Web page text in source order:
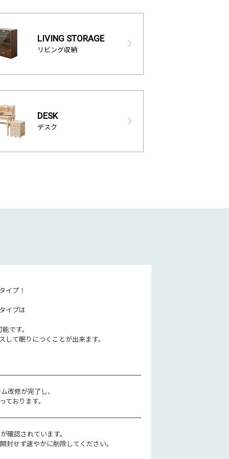
LIVING STORAGE
リビング収納
DESK
デスク
イプ！
イプは
です。
て眠りにつくことが出来ます。
改修が完了し、
ております。
確認されています。
封せず速やかに削除してください。